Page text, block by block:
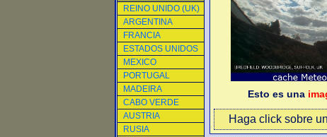
REINO UNIDO (UK)
ARGENTINA
FRANCIA
ESTADOS UNIDOS
MEXICO
PORTUGAL
MADEIRA
CABO VERDE
AUSTRIA
RUSIA
Esto es una
Haga click sobre